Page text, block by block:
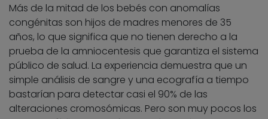
Más de la mitad de los bebés con anomalías
congénitas son hijos de madres menores de 35
años, lo que significa que no tienen derecho a la
prueba de la amniocentesis que garantiza el sistema
público de salud. La experiencia demuestra que un
simple análisis de sangre y una ecografía a tiempo
bastarían para detectar casi el 90% de las
alteraciones cromosómicas. Pero son muy pocos los